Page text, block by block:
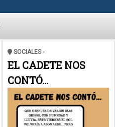
SOCIALES -
EL CADETE NOS
CONTÓ...